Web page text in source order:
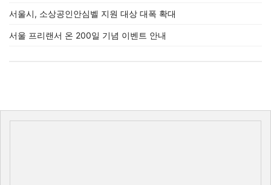
서울시, 소상공인안심벨 지원 대상 대폭 확대
서울 프리랜서 온 200일 기념 이벤트 안내